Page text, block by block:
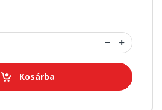
Kosárba